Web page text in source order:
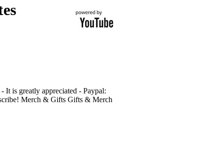
is greatly appreciated - Paypal:
Merch & Gifts Gifts & Merch